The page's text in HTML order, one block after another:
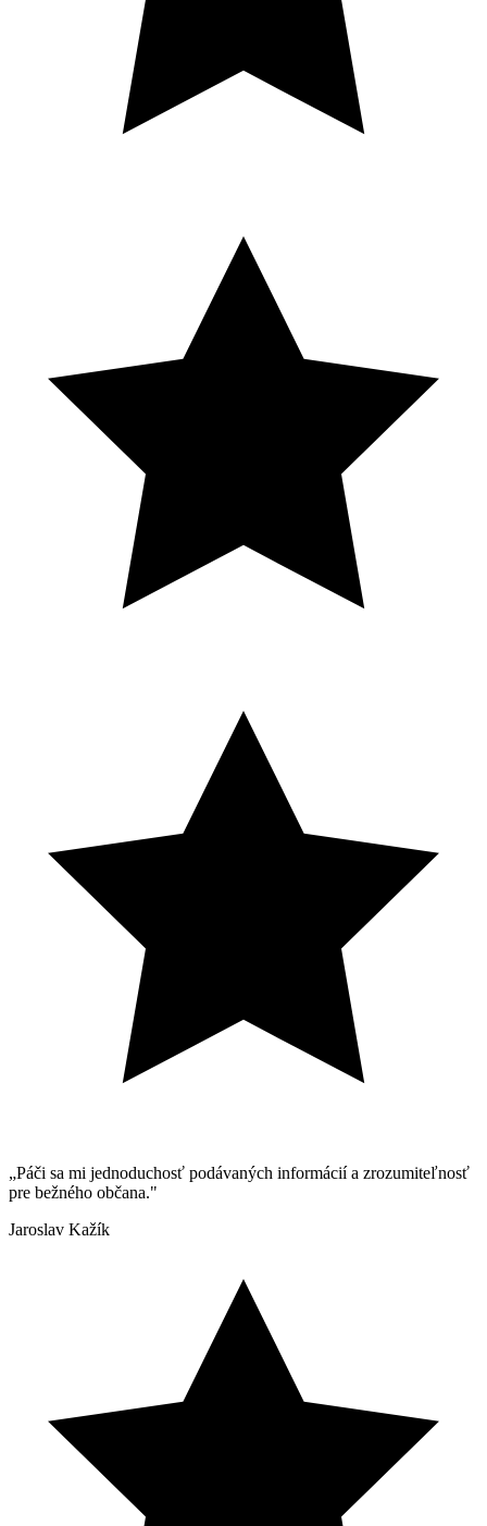
„Páči sa mi jednoduchosť podávaných informácií a zrozumiteľnosť
pre bežného občana."
Jaroslav Kažík